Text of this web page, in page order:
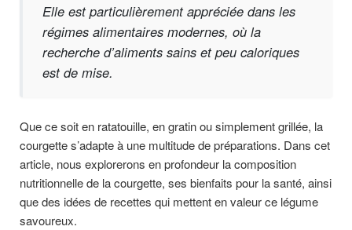
Elle est particulièrement appréciée dans les
régimes alimentaires modernes, où la
recherche d’aliments sains et peu caloriques
est de mise.
Que ce soit en ratatouille, en gratin ou simplement grillée, la
courgette s’adapte à une multitude de préparations. Dans cet
article, nous explorerons en profondeur la composition
nutritionnelle de la courgette, ses bienfaits pour la santé, ainsi
que des idées de recettes qui mettent en valeur ce légume
savoureux.